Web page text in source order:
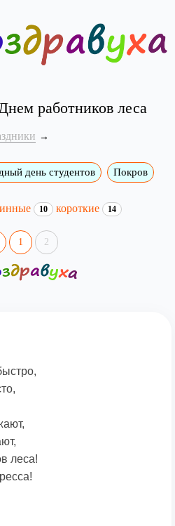
работников леса
день студентов Покров
10 короткие 14
1 2
леса!